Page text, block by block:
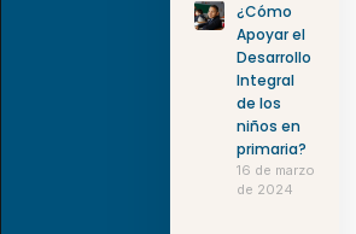
¿Cómo
Apoyar el
Desarrollo
Integral
de los
niños en
primaria?
16 de marzo
de 2024